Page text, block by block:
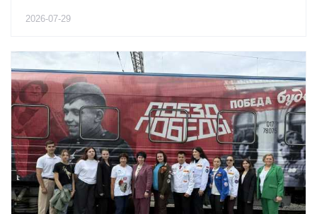
2026-07-29